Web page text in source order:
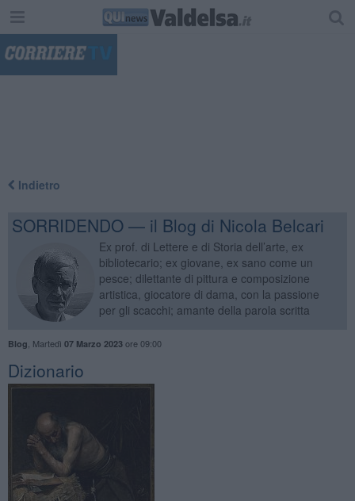
Indietro
SORRIDENDO — il Blog di Nicola Belcari
Ex prof. di Lettere e di Storia dell’arte, ex
bibliotecario; ex giovane, ex sano come un
pesce; dilettante di pittura e composizione
artistica, giocatore di dama, con la passione
per gli scacchi; amante della parola scritta
Blog Martedì 07 Marzo 2023ore 09:00
Dizionario